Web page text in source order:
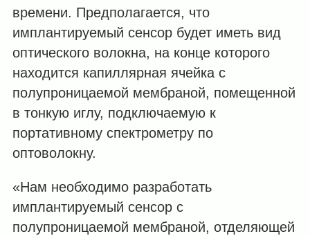
времени. Предполагается, что
имплантируемый сенсор будет иметь вид
оптического волокна, на конце которого
находится капиллярная ячейка с
полупроницаемой мембраной, помещенной
в тонкую иглу, подключаемую к
портативному спектрометру по
оптоволокну.
«Нам необходимо разработать
имплантируемый сенсор с
полупроницаемой мембраной, отделяющей